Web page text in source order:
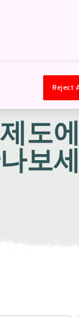
도
보
Reject